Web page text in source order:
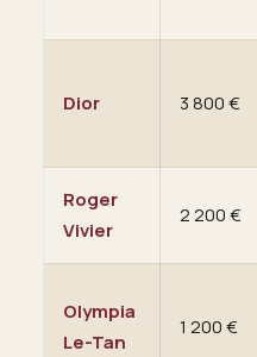
Dior 3 800 €
Roger
Vivier
2 200 €
Olympia
Le-Tan
1 200 €